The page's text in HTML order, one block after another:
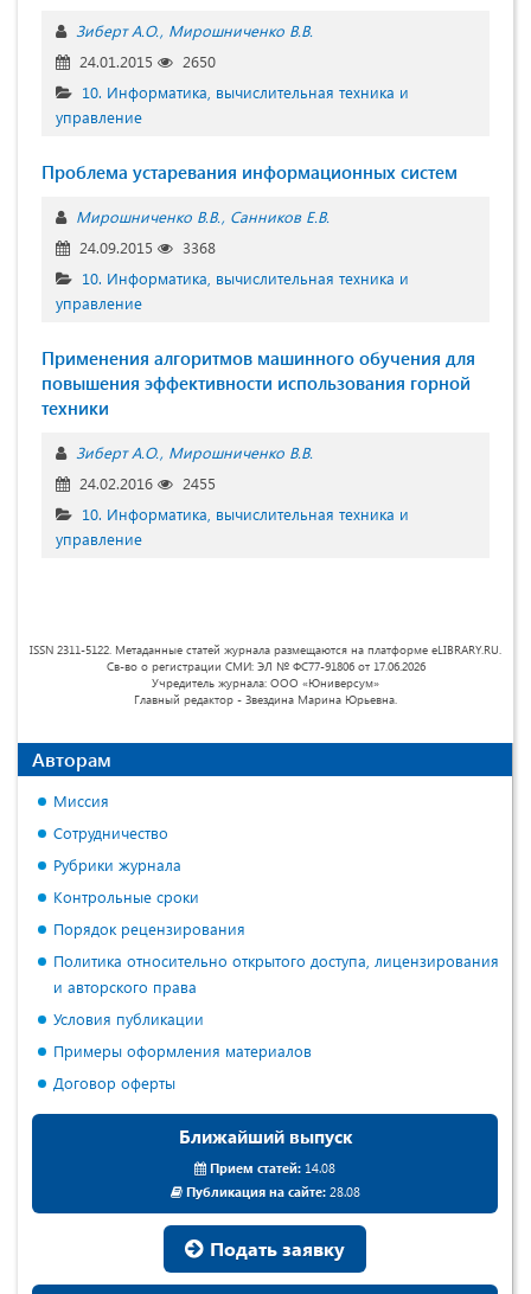
Зиберт А.О. Мирошниченко В.В.
24.01.2015
2650
10. Информатика, вычислительная техника и
управление
Проблема устаревания информационных систем
Мирошниченко В.В. Санников Е.В.
24.09.2015
3368
10. Информатика, вычислительная техника и
управление
Применения алгоритмов машинного обучения для
повышения эффективности использования горной
техники
Зиберт А.О. Мирошниченко В.В.
24.02.2016
2455
10. Информатика, вычислительная техника и
управление
ISSN 2311-5122. Метаданные статей журнала размещаются на платформе eLIBRARY.RU.
Св-во о регистрации СМИ: ЭЛ № ФС77-91806 от 17.06.2026
Учредитель журнала: ООО «Юниверсум»
Главный редактор - Звездина Марина Юрьевна.
Авторам
Миссия
Сотрудничество
Рубрики журнала
Контрольные сроки
Порядок рецензирования
Политика относительно открытого доступа, лицензирования
и авторского права
Условия публикации
Примеры оформления материалов
Договор оферты
Ближайший выпуск
Прием статей: 14.08
Публикация на сайте:28.08
Подать заявку